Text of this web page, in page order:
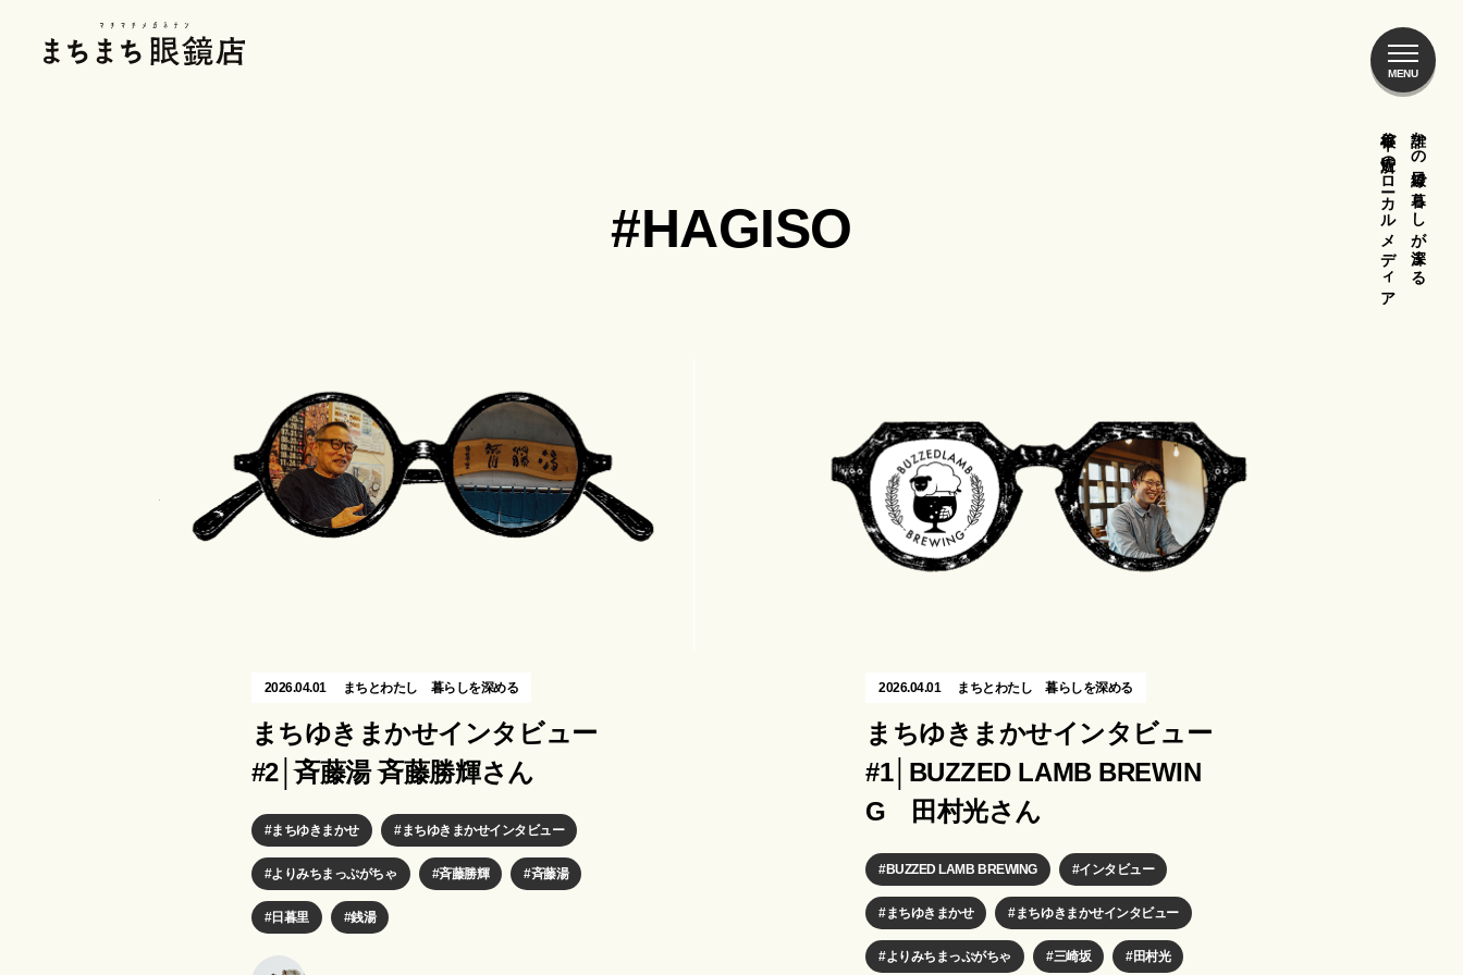
誰かの目線で暮らしが深まる
谷根千ご近所のローカルメディア
#HAGISO
2026.04.01 まちとわたし 暮らしを深める
まちゆきまかせインタビュー
#2│斉藤湯 斉藤勝輝さん
まちゆきまかせ まちゆきまかせインタビュー
よりみちまっぷがちゃ 斉藤勝輝 斉藤湯
日暮里 銭湯
2026.04.01 まちとわたし 暮らしを深める
まちゆきまかせインタビュー
#1│BUZZED LAMB BREWIN
G 田村光さん
BUZZED LAMB BREWING インタビュー
まちゆきまかせ まちゆきまかせインタビュー
よりみちまっぷがちゃ 三崎坂 田村光